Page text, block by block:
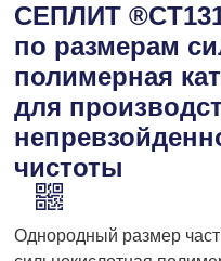
ПРИЛОЖЕНИЕ
ИНВЕСТОРЫ
НОВОСТИ
КАРЬЕРА
СЕПЛИТ
по размерам
полимерная
для
чистоты
Однородный размер